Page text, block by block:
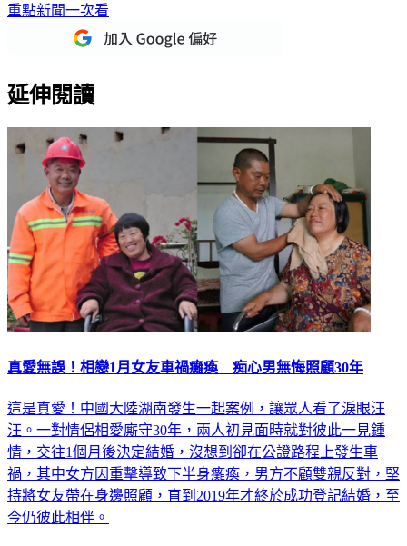
重點新聞一次看
延伸閱讀
真愛無誤！相戀1月女友車禍癱瘓 痴心男無悔照顧30年
這是真愛！中國大陸湖南發生一起案例，讓眾人看了淚眼汪
汪。一對情侶相愛廝守30年，兩人初見面時就對彼此一見鍾
情，交往1個月後決定結婚，沒想到卻在公證路程上發生車
禍，其中女方因重擊導致下半身癱瘓，男方不顧雙親反對，堅
持將女友帶在身邊照顧，直到2019年才終於成功登記結婚，至
今仍彼此相伴。